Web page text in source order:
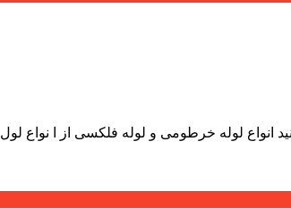
انواع لوله خرطومی و لوله فلکسی از ا نواع